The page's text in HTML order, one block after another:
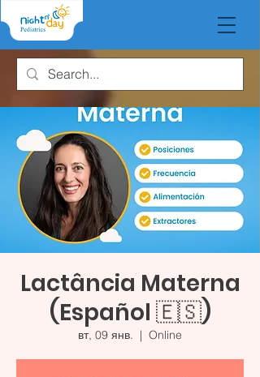
Lactância Materna
(Español 🇪🇸)
вт, 09 янв.
  |
Online